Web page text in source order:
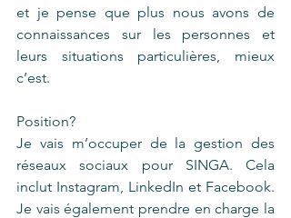
et je pense que plus nous avons de
connaissances sur les personnes et
leurs situations particulières, mieux
c’est.
Position?
Je vais m’occuper de la gestion des
réseaux sociaux pour SINGA. Cela
inclut Instagram, LinkedIn et Facebook.
Je vais également prendre en charge la